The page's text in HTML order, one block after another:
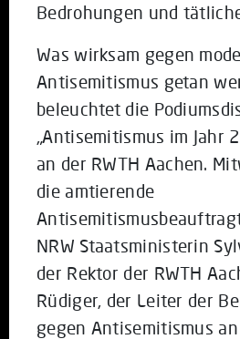
Bedrohungen und
Was wirksam gegen
Antisemitismus getan
beleuchtet die
„Antisemitismus im Jahr
an der RWTH Aachen.
die amtierende
NRW Staatsministerin
der Rektor der RWTH
Rüdiger, der Leiter der
gegen Antisemitismus